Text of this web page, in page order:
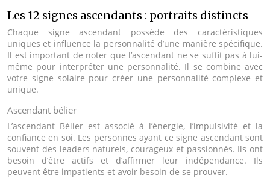
Les 12 signes ascendants : portraits distincts
Chaque signe ascendant possède des caractéristiques
uniques et influence la personnalité d’une manière spécifique.
Il est important de noter que l’ascendant ne se suffit pas à lui-
même pour interpréter une personnalité. Il se combine avec
votre signe solaire pour créer une personnalité complexe et
unique.
Ascendant bélier
L’ascendant Bélier est associé à l’énergie, l’impulsivité et la
confiance en soi. Les personnes ayant ce signe ascendant sont
souvent des leaders naturels, courageux et passionnés. Ils ont
besoin d’être actifs et d’affirmer leur indépendance. Ils
peuvent être impatients et avoir besoin de se prouver.